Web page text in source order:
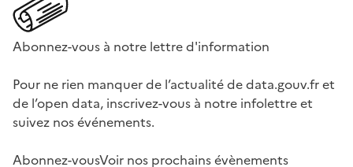
Abonnez-vous à notre lettre d'information
Pour ne rien manquer de l’actualité de data.gouv.fr et
de l’open data, inscrivez-vous à notre infolettre et
suivez nos événements.
Abonnez-vousVoir nos prochains évènements